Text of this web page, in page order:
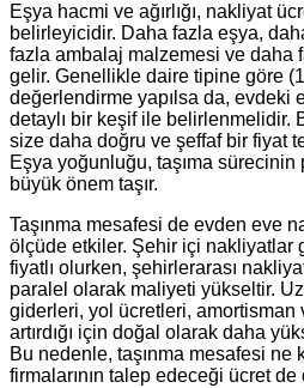
Eşya hacmi ve ağırlığı, nakliyat
belirleyicidir. Daha fazla eşya,
fazla ambalaj malzemesi ve daha
gelir. Genellikle daire tipine göre
değerlendirme yapılsa da, evdeki
detaylı bir keşif ile belirlenmelidir.
size daha doğru ve şeffaf bir fiyat
Eşya yoğunluğu, taşıma sürecinin
büyük önem taşır.
Taşınma mesafesi de evden eve
ölçüde etkiler. Şehir içi nakliyatlar
fiyatlı olurken, şehirlerarası
paralel olarak maliyeti yükseltir.
giderleri, yol ücretleri, amortisman
artırdığı için doğal olarak daha
Bu nedenle, taşınma mesafesi ne
firmalarının talep edeceği ücret de